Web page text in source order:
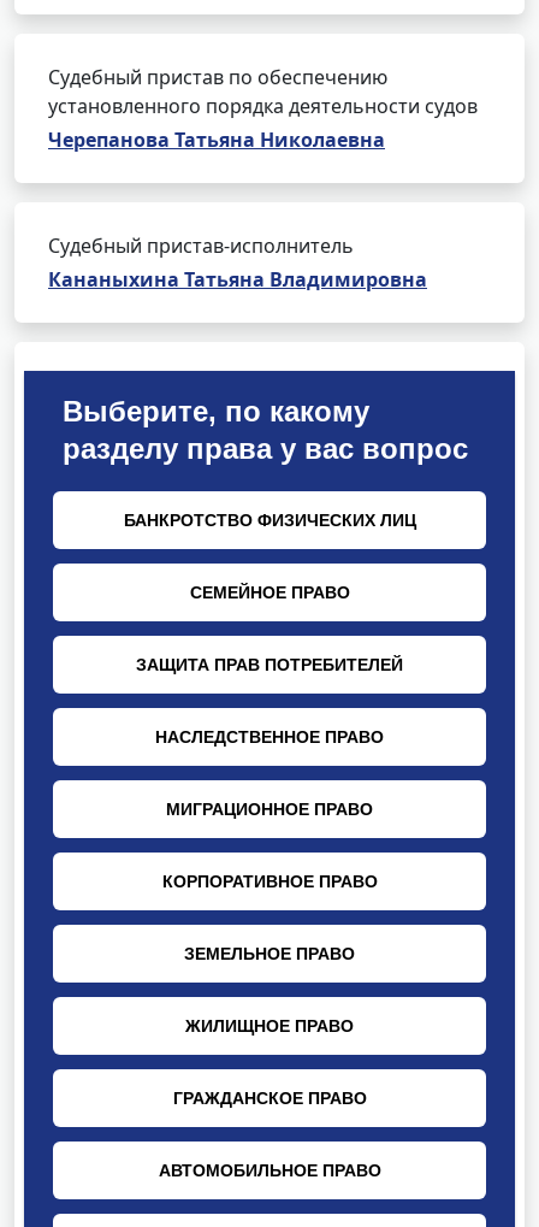
Судебный пристав по обеспечению
установленного порядка деятельности судов
Черепанова Татьяна Николаевна
Судебный пристав-исполнитель
Кананыхина Татьяна Владимировна